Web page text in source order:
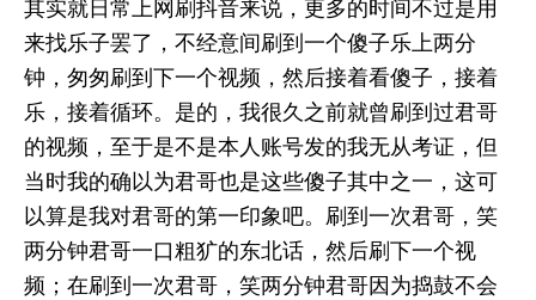
其实就日常上网刷抖音来说，更多的时间不过是用
来找乐子罢了，不经意间刷到一个傻子乐上两分
钟，匆匆刷到下一个视频，然后接着看傻子，接着
乐，接着循环。是的，我很久之前就曾刷到过君哥
的视频，至于是不是本人账号发的我无从考证，但
当时我的确以为君哥也是这些傻子其中之一，这可
以算是我对君哥的第一印象吧。刷到一次君哥，笑
两分钟君哥一口粗犷的东北话，然后刷下一个视
频；在刷到一次君哥，笑两分钟君哥因为捣鼓不会